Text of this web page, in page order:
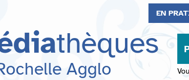
EN
thèques
Agglo